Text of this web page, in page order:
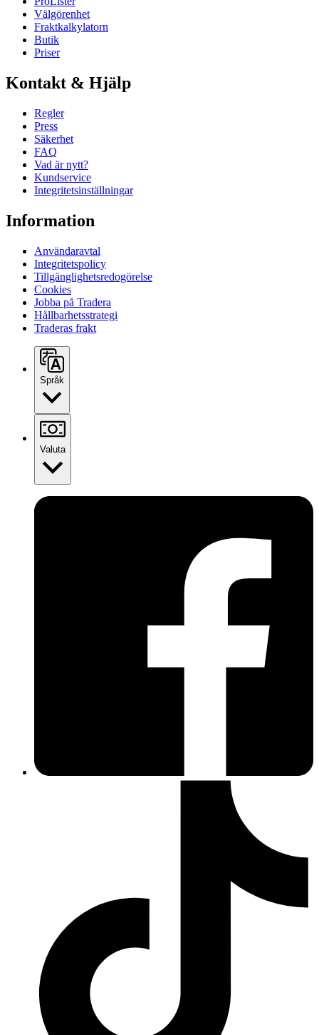
Välgörenhet
Fraktkalkylatorn
Butik
Priser
Kontakt & Hjälp
Regler
Press
Säkerhet
FAQ
Vad är nytt?
Kundservice
Integritetsinställningar
Information
Användaravtal
Integritetspolicy
Tillgänglighetsredogörelse
Cookies
Jobba på Tradera
Hållbarhetsstrategi
Traderas frakt
Språk
Valuta